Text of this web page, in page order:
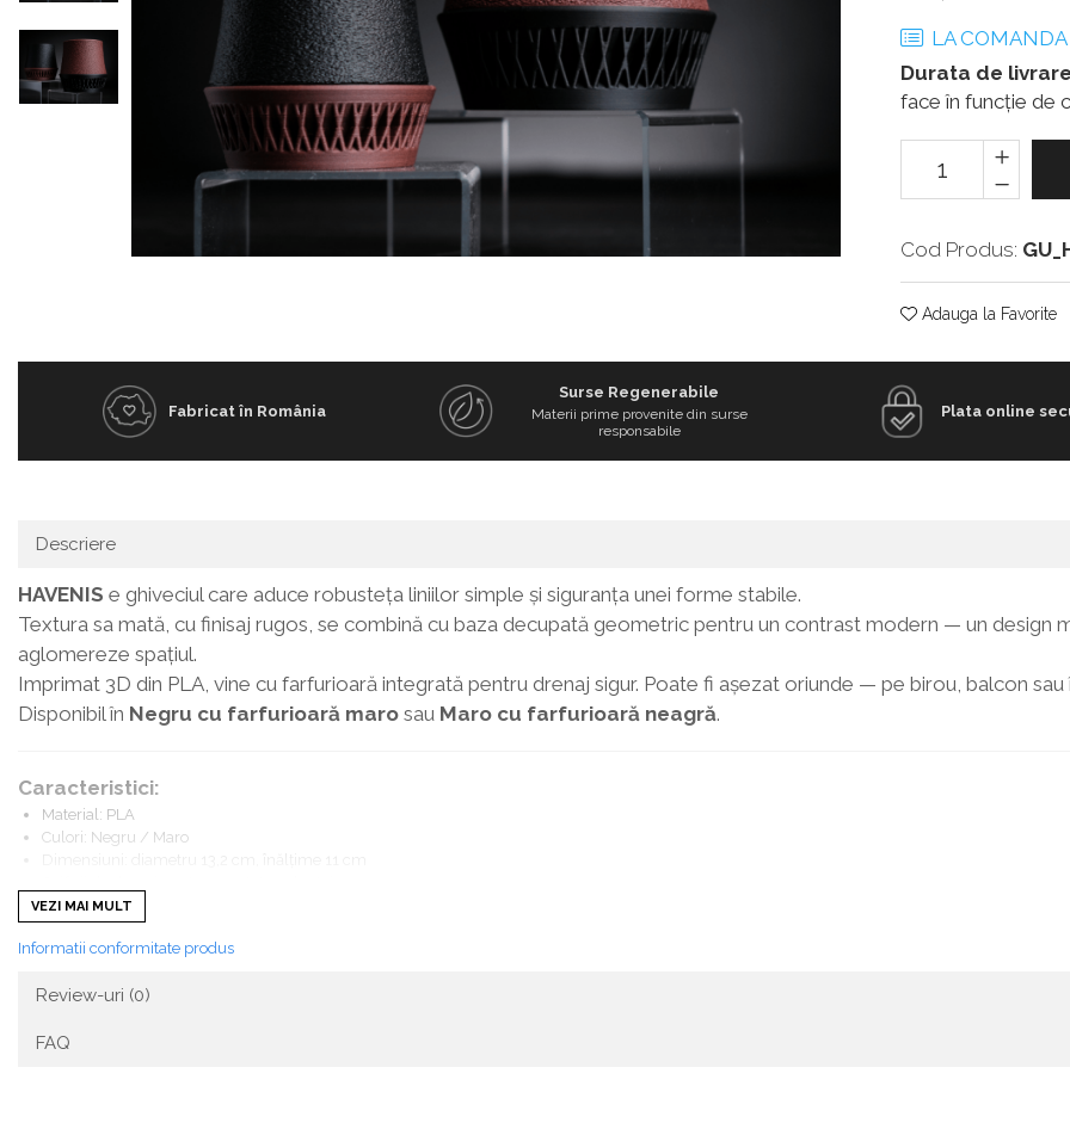
LA COMANDA
Durata de
face în funcție de
Cod Produs:
Adauga la Favorite
Fabricat în România
Surse Regenerabile
Materii prime provenite din surse
responsabile
Plata online
Descriere
HAVENIS e ghiveciul care aduce robusteța liniilor simple și siguranța unei forme stabile.
Textura sa mată, cu finisaj rugos, se combină cu baza decupată geometric pentru un contrast modern — un design
aglomereze spațiul.
Imprimat 3D din PLA, vine cu farfurioară integrată pentru drenaj sigur. Poate fi așezat oriunde — pe birou, balcon
Disponibil în Negru cu farfurioară maro sau Maro cu farfurioară neagră.
Caracteristici:
Material: PLA
Culori: Negru / Maro
Farfurioară cu piciorușe și decupaje pentru circulația aerului
Rezistent și ușor
Potrivit pentru plante mici și medii
Beneficii:
VEZI MAI MULT
Informatii conformitate produs
Review-uri (0)
FAQ